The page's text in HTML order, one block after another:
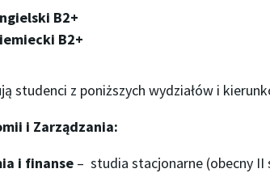
B2+
B2+
studenci z poniższych wydziałów i
i Zarządzania:
i finanse – studia stacjonarne (obecny II